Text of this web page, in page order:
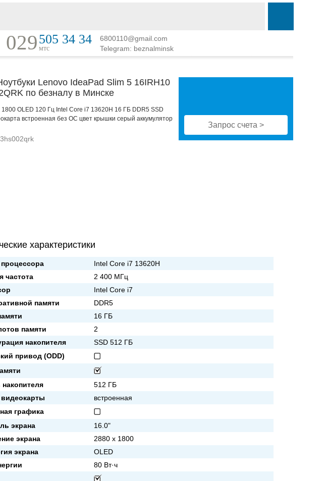
029505 34 34
мтс
6800110@gmail.com
Telegram: beznalminsk
Lenovo IdeaPad Slim 5 16IRH10
по безналу в Минске
1800 OLED 120 Гц Intel Core i7 13620H 16 ГБ DDR5 SSD
встроенная без ОС цвет крышки серый аккумулятор
Запрос счета >
характеристики
Intel Core i7 13620H
частота
2 400 МГц
Intel Core i7
памяти
DDR5
16 ГБ
памяти
2
накопителя
SSD 512 ГБ
привод (ODD)
накопителя
512 ГБ
встроенная
графика
экрана
16.0"
экрана
2880 x 1800
экрана
OLED
80 Вт·ч